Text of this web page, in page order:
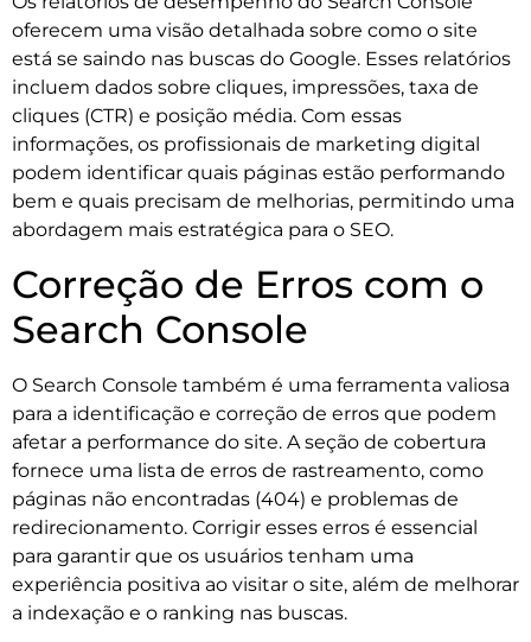
oferecem uma visão detalhada sobre como o site
está se saindo nas buscas do Google. Esses relatórios
incluem dados sobre cliques, impressões, taxa de
cliques (CTR) e posição média. Com essas
informações, os profissionais de marketing digital
podem identificar quais páginas estão performando
bem e quais precisam de melhorias, permitindo uma
abordagem mais estratégica para o SEO.
Correção de Erros com o
Search Console
O Search Console também é uma ferramenta valiosa
para a identificação e correção de erros que podem
afetar a performance do site. A seção de cobertura
fornece uma lista de erros de rastreamento, como
páginas não encontradas (404) e problemas de
redirecionamento. Corrigir esses erros é essencial
para garantir que os usuários tenham uma
experiência positiva ao visitar o site, além de melhorar
a indexação e o ranking nas buscas.